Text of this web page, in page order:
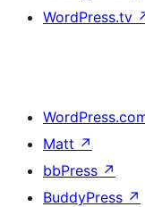
WordPress.tv
Matt ↗
bbPress ↗
BuddyPress ↗